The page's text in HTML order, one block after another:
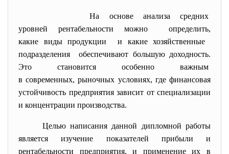
На основе анализа средних
уровней рентабельности можно определить,
какие виды продукции и какие хозяйственные
подразделения обеспечивают большую доходность.
Это становится особенно важным
в современных, рыночных условиях, где финансовая
устойчивость предприятия зависит от специализации
и концентрации производства.
Целью написания данной дипломной работы
является изучение показателей прибыли и
рентабельности предприятия, и применение их в